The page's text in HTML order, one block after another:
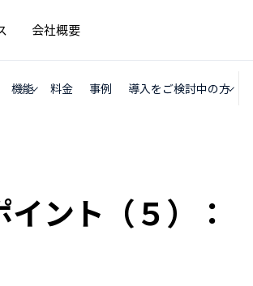
会社概要
機能 料金 事例 導入をご検討中の方
ント（５）：